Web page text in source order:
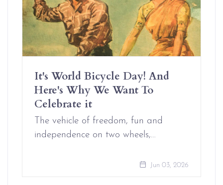
It's World Bicycle Day! And
Here's Why We Want To
Celebrate it
The vehicle of freedom, fun and
independence on two wheels,…
Jun 03, 2026